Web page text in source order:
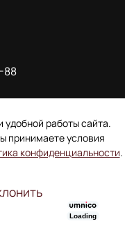
88
на рассылку
данных
работы сайта.
принимаете условия
конфиденциальности.
Профиль
Loading